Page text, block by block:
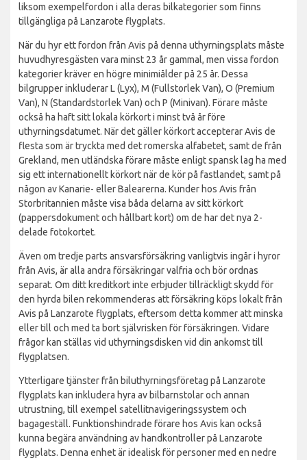
liksom exempelfordon i alla deras bilkategorier som finns
tillgängliga på Lanzarote flygplats.
När du hyr ett fordon från Avis på denna uthyrningsplats måste
huvudhyresgästen vara minst 23 år gammal, men vissa fordon
kategorier kräver en högre minimiålder på 25 år. Dessa
bilgrupper inkluderar L (Lyx), M (Fullstorlek Van), O (Premium
Van), N (Standardstorlek Van) och P (Minivan). Förare måste
också ha haft sitt lokala körkort i minst två år före
uthyrningsdatumet. När det gäller körkort accepterar Avis de
flesta som är tryckta med det romerska alfabetet, samt de från
Grekland, men utländska förare måste enligt spansk lag ha med
sig ett internationellt körkort när de kör på fastlandet, samt på
någon av Kanarie- eller Balearerna. Kunder hos Avis från
Storbritannien måste visa båda delarna av sitt körkort
(pappersdokument och hållbart kort) om de har det nya 2-
delade fotokortet.
Även om tredje parts ansvarsförsäkring vanligtvis ingår i hyror
från Avis, är alla andra försäkringar valfria och bör ordnas
separat. Om ditt kreditkort inte erbjuder tillräckligt skydd för
den hyrda bilen rekommenderas att försäkring köps lokalt från
Avis på Lanzarote flygplats, eftersom detta kommer att minska
eller till och med ta bort självrisken för försäkringen. Vidare
frågor kan ställas vid uthyrningsdisken vid din ankomst till
flygplatsen.
Ytterligare tjänster från biluthyrningsföretag på Lanzarote
flygplats kan inkludera hyra av bilbarnstolar och annan
utrustning, till exempel satellitnavigeringssystem och
bagageställ. Funktionshindrade förare hos Avis kan också
kunna begära användning av handkontroller på Lanzarote
flygplats. Denna enhet är idealisk för personer med en nedre